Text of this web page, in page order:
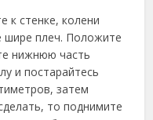
к стенке, колени
шире плеч. Положите
нижнюю часть
и постарайтесь
затем
то поднимите